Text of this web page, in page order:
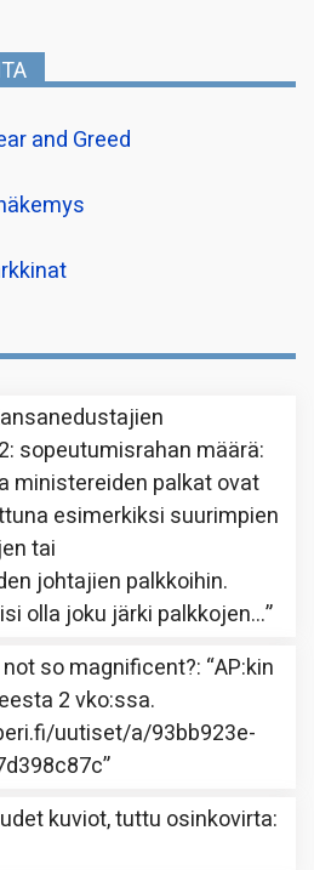
and Greed
sopeutumisrahan määrä:
ministereiden palkat ovat
esimerkiksi suurimpien
tai
johtajien palkkoihin.
olla joku järki palkkojen…”
not so magnificent?: “AP:kin
2 vko:ssa.
uutiset/a/93bb923e-
”
kuviot, tuttu osinkovirta: